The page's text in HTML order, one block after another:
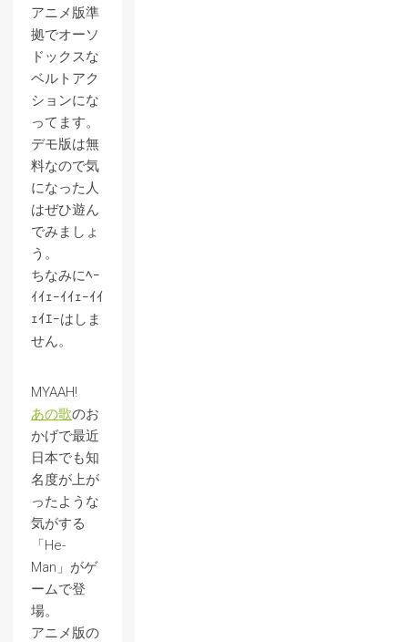
アニメ版準
拠でオーソ
ドックスな
ベルトアク
ションにな
ってます。
デモ版は無
料なので気
になった人
はぜひ遊ん
でみましょ
う。
ちなみにﾍｰ
ｲｲｪｰｲｲｪｰｲｲ
ｪｲｴｰはしま
せん。
MYAAH!
あの歌のお
かげで最近
日本でも知
名度が上が
ったような
気がする
「He-
Man」がゲ
ームで登
場。
アニメ版の